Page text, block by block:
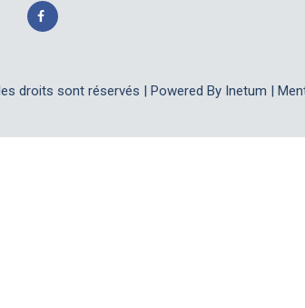
droits sont réservés | Powered By Inetum |